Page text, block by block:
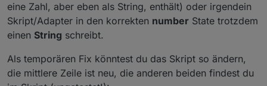
eine Zahl, aber eben als String, enthält) oder irgendein
Skript/Adapter in den korrekten number State trotzdem
einen String schreibt.
Als temporären Fix könntest du das Skript so ändern,
die mittlere Zeile ist neu, die anderen beiden findest du